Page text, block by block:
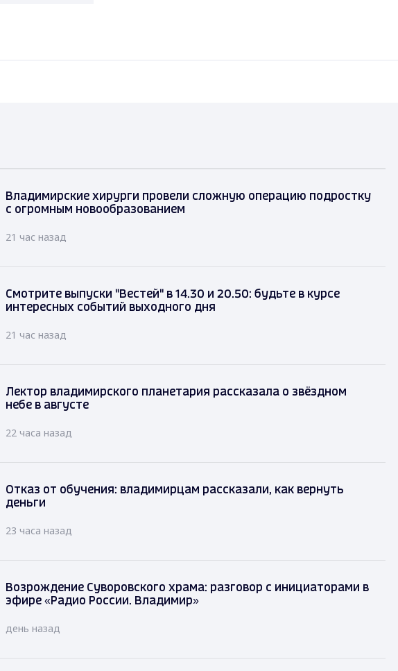
Владимирские хирурги провели сложную операцию подростку
с огромным новообразованием
21 час назад
Смотрите выпуски "Вестей" в 14.30 и 20.50: будьте в курсе
интересных событий выходного дня
21 час назад
Лектор владимирского планетария рассказала о звёздном
небе в августе
22 часа назад
Отказ от обучения: владимирцам рассказали, как вернуть
деньги
23 часа назад
Возрождение Суворовского храма: разговор с инициаторами в
эфире «Радио России. Владимир»
день назад